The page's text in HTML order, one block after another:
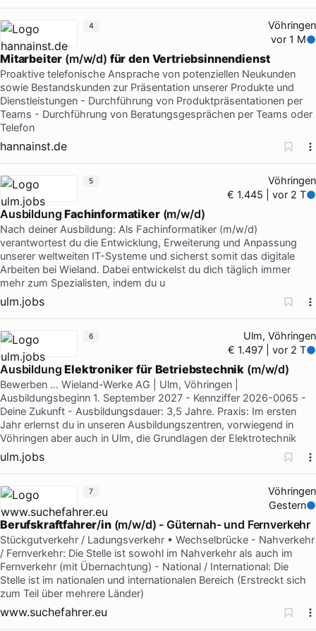
Vöhringen
vor 1 M
Mitarbeiter (m/w/d) für den Vertriebsinnendienst
Proaktive telefonische Ansprache von potenziellen Neukunden
sowie Bestandskunden zur Präsentation unserer Produkte und
Dienstleistungen - Durchführung von Produktpräsentationen per
Teams - Durchführung von Beratungsgesprächen per Teams oder
Telefon
hannainst.de
4
Vöhringen
€ 1.445 | vor 2 T
AusbildungFachinformatiker(m/w/d)
Nach deiner Ausbildung: Als Fachinformatiker (m/w/d)
verantwortest du die Entwicklung, Erweiterung und Anpassung
unserer weltweiten IT-Systeme und sicherst somit das digitale
Arbeiten bei Wieland. Dabei entwickelst du dich täglich immer
mehr zum Spezialisten, indem du u
ulm.jobs
5
Ulm, Vöhringen
€ 1.497 | vor 2 T
AusbildungElektroniker für Betriebstechnik (m/w/d)
Bewerben … Wieland-Werke AG | Ulm, Vöhringen |
Ausbildungsbeginn 1. September 2027 - Kennziffer 2026-0065 -
Deine Zukunft - Ausbildungsdauer: 3,5 Jahre. Praxis: Im ersten
Jahr erlernst du in unseren Ausbildungszentren, vorwiegend in
Vöhringen aber auch in Ulm, die Grundlagen der Elektrotechnik
ulm.jobs
6
Vöhringen
Gestern
Berufskraftfahrer/in(m/w/d) - Güternah- und Fernverkehr
Stückgutverkehr / Ladungsverkehr • Wechselbrücke - Nahverkehr
/ Fernverkehr: Die Stelle ist sowohl im Nahverkehr als auch im
Fernverkehr (mit Übernachtung) - National / International: Die
Stelle ist im nationalen und internationalen Bereich (Erstreckt sich
zum Teil über mehrere Länder)
www.suchefahrer.eu
7